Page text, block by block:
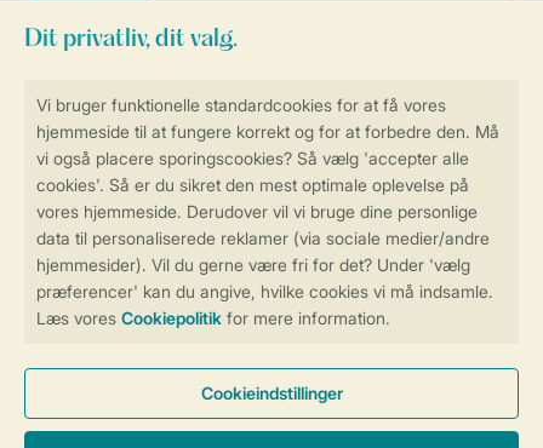
Få en personligt tilpasset oplevelse
på Landal.dk
Sikker og hurtig online booking
Sikker datahåndtering